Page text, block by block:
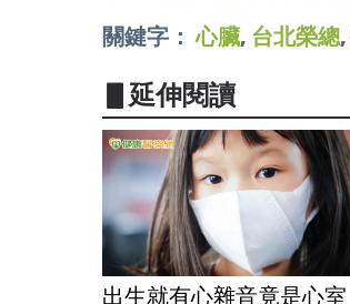
關鍵字：心臟, 台北榮總,
▋延伸閱讀
出生就有心雜音竟是心室